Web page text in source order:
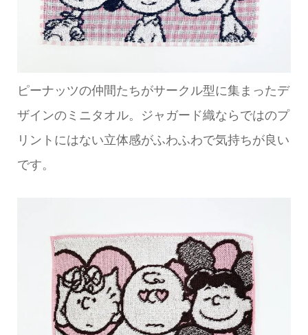
ピーナッツの仲間たちがサークル型に集まったデ
ザインのミニタオル。ジャガード織ならではのプ
リントにはない立体感がふわふわで気持ちが良い
です。